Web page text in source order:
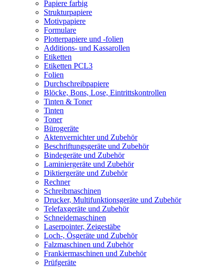
Papiere farbig
Strukturpapiere
Motivpapiere
Formulare
Plotterpapiere und -folien
Additions- und Kassarollen
Etiketten
Etiketten PCL3
Folien
Durchschreibpapiere
Blöcke, Bons, Lose, Eintrittskontrollen
Tinten & Toner
Tinten
Toner
Bürogeräte
Aktenvernichter und Zubehör
Beschriftungsgeräte und Zubehör
Bindegeräte und Zubehör
Laminiergeräte und Zubehör
Diktiergeräte und Zubehör
Rechner
Schreibmaschinen
Drucker, Multifunktionsgeräte und Zubehör
Telefaxgeräte und Zubehör
Schneidemaschinen
Laserpointer, Zeigestäbe
Loch-, Ösgeräte und Zubehör
Falzmaschinen und Zubehör
Frankiermaschinen und Zubehör
Prüfgeräte